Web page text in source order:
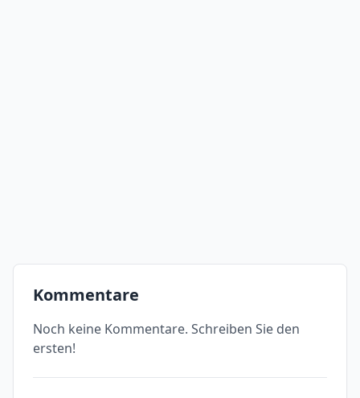
Kommentare
Noch keine Kommentare. Schreiben Sie den
ersten!